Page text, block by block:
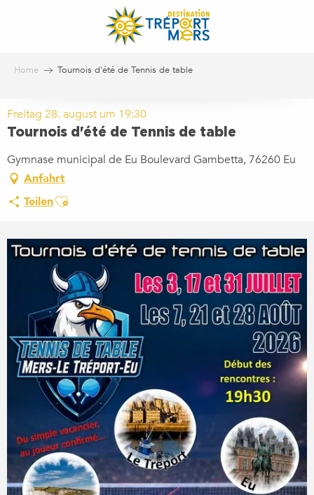
Home Tournois d'été de Tennis de table
Freitag 28. august um 19:30
Tournois d'été de Tennis de table
Gymnase municipal de Eu Boulevard Gambetta, 76260 Eu
Anfahrt
TeilenAjouter aux favoris